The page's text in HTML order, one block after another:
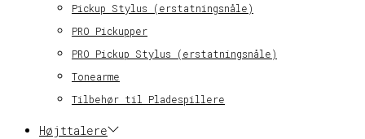
Pickup Stylus (erstatningsnåle)
PRO Pickupper
PRO Pickup Stylus (erstatningsnåle)
Tonearme
Tilbehør til Pladespillere
Højttalere